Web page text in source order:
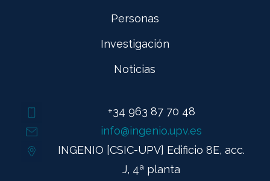
Personas
Investigación
Noticias
+34 963 87 70 48
info@ingenio.upv.es
INGENIO [CSIC-UPV] Edificio 8E, acc.
J, 4ª planta